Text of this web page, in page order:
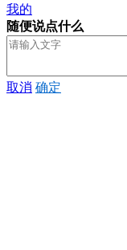
我的
随便说点什么
取消 确定